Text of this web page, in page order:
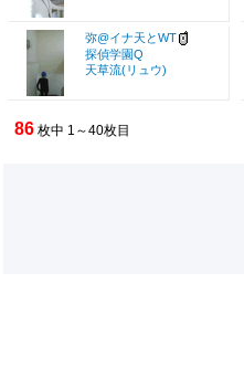
弥@イナ天とWT
探偵学園Q
天草流(リュウ)
86 枚中 1～40枚目